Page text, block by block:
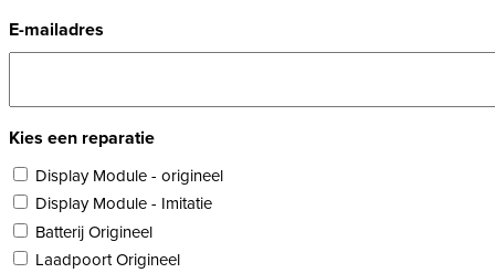
E-mailadres
Kies een reparatie
Display Module - origineel
Display Module - Imitatie
Batterij Origineel
Laadpoort Origineel